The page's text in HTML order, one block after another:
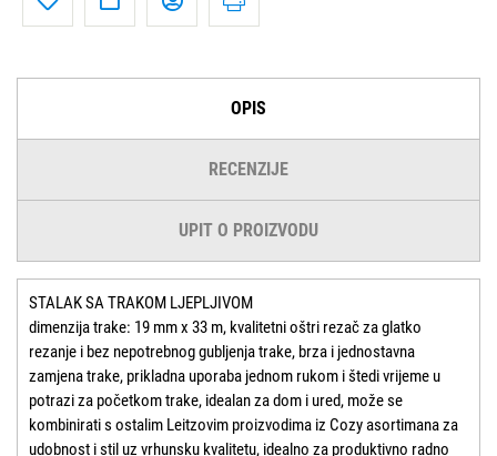
OPIS
RECENZIJE
UPIT O PROIZVODU
STALAK SA TRAKOM LJEPLJIVOM
dimenzija trake: 19 mm x 33 m, kvalitetni oštri rezač za glatko
rezanje i bez nepotrebnog gubljenja trake, brza i jednostavna
zamjena trake, prikladna uporaba jednom rukom i štedi vrijeme u
potrazi za početkom trake, idealan za dom i ured, može se
kombinirati s ostalim Leitzovim proizvodima iz Cozy asortimana za
udobnost i stil uz vrhunsku kvalitetu, idealno za produktivno radno